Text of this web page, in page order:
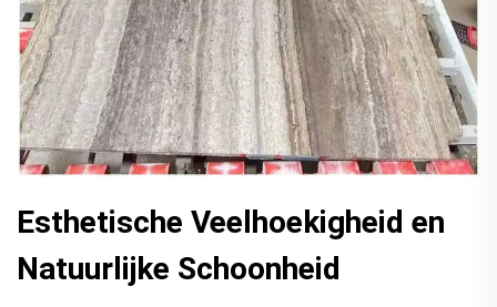
Esthetische Veelhoekigheid en
Natuurlijke Schoonheid